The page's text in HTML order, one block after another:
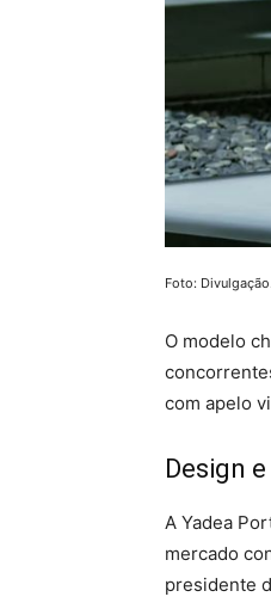
Foto:
O modelo
com apelo
Design
A Yadea
mercado
presidente